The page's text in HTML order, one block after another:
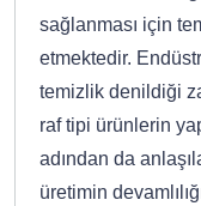
sağlanması için
etmektedir.
temizlik denildiği
raf tipi ürünlerin
adından da
üretimin